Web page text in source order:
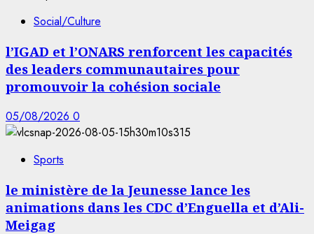
Social/Culture
l’IGAD et l’ONARS renforcent les capacités
des leaders communautaires pour
promouvoir la cohésion sociale
05/08/2026 0
Sports
le ministère de la Jeunesse lance les
animations dans les CDC d’Enguella et d’Ali-
Meigag